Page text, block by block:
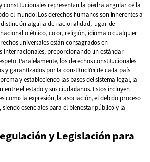
constitucionales representan la piedra angular de la
el mundo. Los derechos humanos son inherentes a
alguna de nacionalidad, lugar de
o étnico, color, religión, idioma o cualquier
universales están consagrados en
internacionales, proporcionando un estándar
Paralelamente, los derechos constitucionales
y garantizados por la constitución de cada país,
y estableciendo las bases del sistema legal, la
entre el estado y sus ciudadanos. Estos incluyen
como la expresión, la asociación, el debido proceso
esenciales para el bienestar público y la
y Legislación para